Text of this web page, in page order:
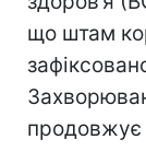
що штам
продовжує